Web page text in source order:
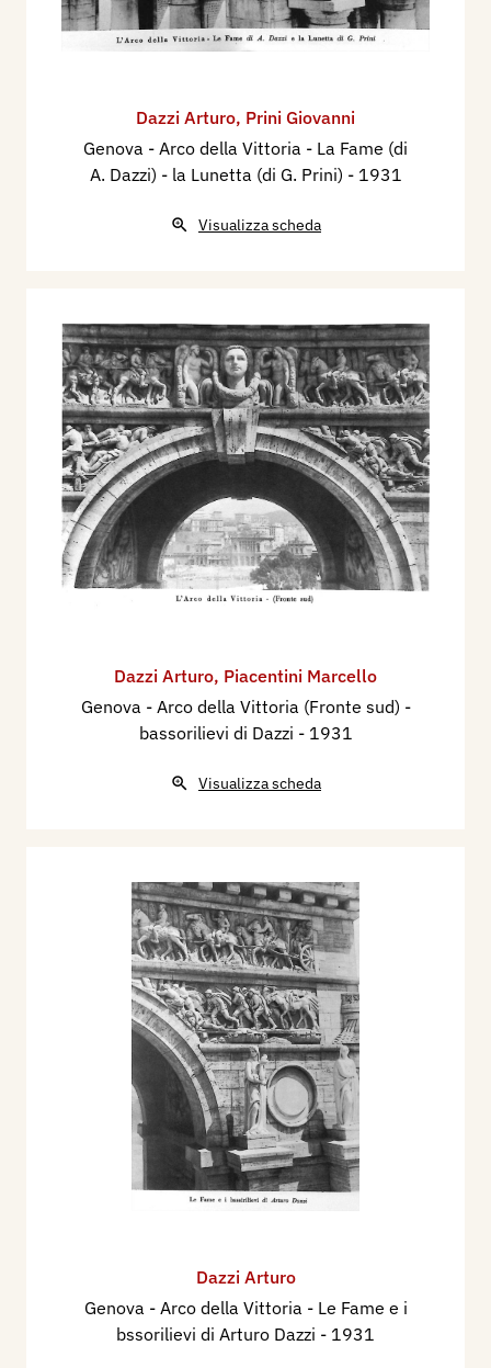
Dazzi Arturo, Prini Giovanni
Genova - Arco della Vittoria - La Fame (di
A. Dazzi) - la Lunetta (di G. Prini) - 1931
Visualizza scheda
Dazzi Arturo, Piacentini Marcello
Genova - Arco della Vittoria (Fronte sud) -
bassorilievi di Dazzi - 1931
Visualizza scheda
Dazzi Arturo
Genova - Arco della Vittoria - Le Fame e i
bssorilievi di Arturo Dazzi - 1931